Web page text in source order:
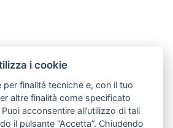
i cookie
finalità tecniche e, con il tuo
altre finalità come specificato
Puoi acconsentire all’utilizzo di tali
il pulsante “Accetta”. Chiudendo